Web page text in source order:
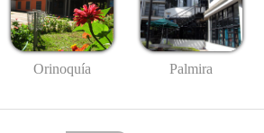
Orinoquía Palmira